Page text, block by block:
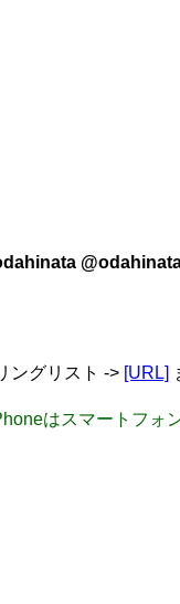
ングリスト -> [URL]
はスマートフォ